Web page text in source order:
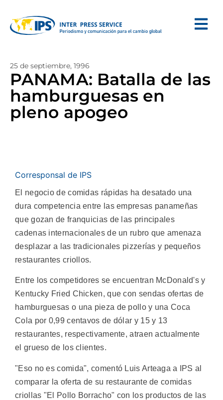
25 de septiembre, 1996
PANAMA: Batalla de las
hamburguesas en
pleno apogeo
Corresponsal de IPS
El negocio de comidas rápidas ha desatado una
dura competencia entre las empresas panameñas
que gozan de franquicias de las principales
cadenas internacionales de un rubro que amenaza
desplazar a las tradicionales pizzerías y pequeños
restaurantes criollos.
Entre los competidores se encuentran McDonald's y
Kentucky Fried Chicken, que con sendas ofertas de
hamburguesas o una pieza de pollo y una Coca
Cola por 0,99 centavos de dólar y 15 y 13
restaurantes, respectivamente, atraen actualmente
el grueso de los clientes.
"Eso no es comida", comentó Luis Arteaga a IPS al
comparar la oferta de su restaurante de comidas
criollas "El Pollo Borracho" con los productos de las